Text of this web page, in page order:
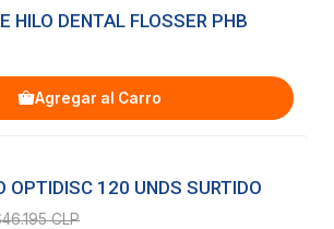
HILO DENTAL FLOSSER PHB
Agregar al Carro
OPTIDISC 120 UNDS SURTIDO
CLP